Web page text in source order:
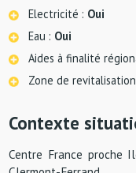
Electricité : Oui
Eau : Oui
Aides à finalité
Zone de
Contexte
Centre France proche